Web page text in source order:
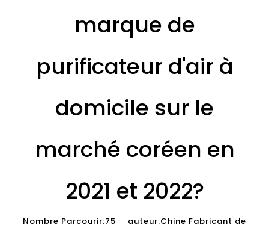
marque de
purificateur d'air à
domicile sur le
marché coréen en
2021 et 2022?
Nombre Parcourir:75 auteur:Chine Fabricant de